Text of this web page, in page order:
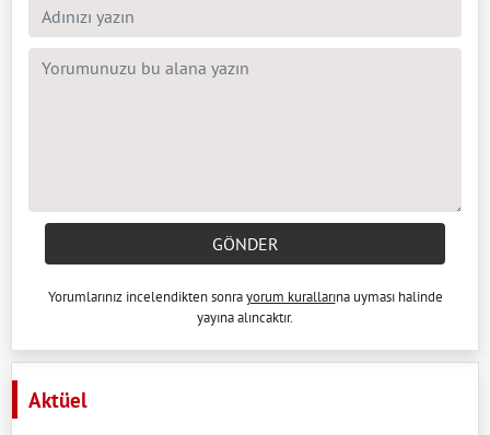
GÖNDER
Yorumlarınız incelendikten sonrayorum kurallarına uyması halinde
yayına alıncaktır.
Aktüel